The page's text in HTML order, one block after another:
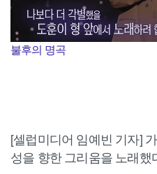
불후의 명곡
[셀럽미디어 임예빈 기자]
성을 향한 그리움을 노래했